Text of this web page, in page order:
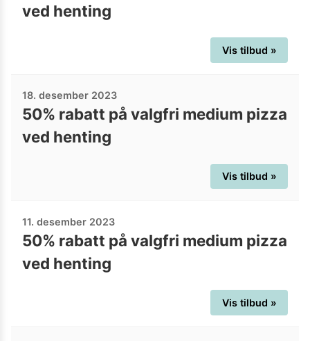
ved henting
Vis tilbud »
18. desember 2023
50% rabatt på valgfri medium pizza
ved henting
Vis tilbud »
11. desember 2023
50% rabatt på valgfri medium pizza
ved henting
Vis tilbud »